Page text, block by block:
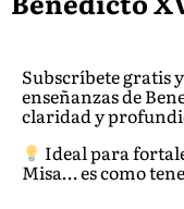
Subscríbete gratis
enseñanzas de
claridad y
Ideal para
Misa… es como